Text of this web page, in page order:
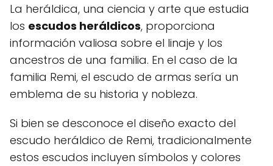
La heráldica, una ciencia y arte que estudia
los escudos heráldicos, proporciona
información valiosa sobre el linaje y los
ancestros de una familia. En el caso de la
familia Remi, el escudo de armas sería un
emblema de su historia y nobleza.
Si bien se desconoce el diseño exacto del
escudo heráldico de Remi, tradicionalmente
estos escudos incluyen símbolos y colores